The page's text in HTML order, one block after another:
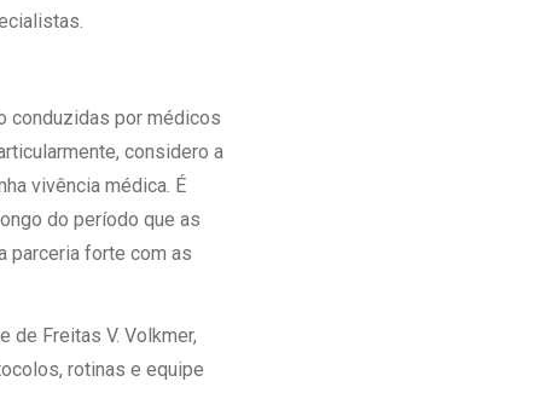
conduzidas por médicos
considero a
vivência médica. É
do período que as
parceria forte com as
de Freitas V. Volkmer,
rotinas e equipe